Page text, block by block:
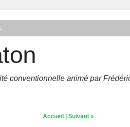
conventionnelle animé par
Accueil Suivant »